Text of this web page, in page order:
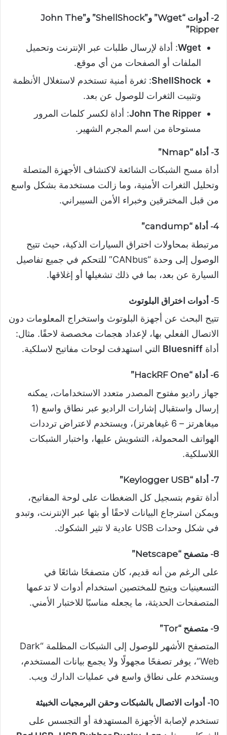
2- أدوات “Wget” و”ShellShock” و”John The
Ripper”
Wget: أداة لإرسال طلبات عبر الإنترنت وتحميل
الملفات أو الصفحات من أي موقع.
ShellShock: ثغرة أمنية تستخدم لاستغلال الأنظمة
وتثبيت الثغرات للوصول عن بعد.
John The Ripper: أداة لكسر كلمات المرور
مستوحاة من اسم المجرم الشهير.
3- أداة “Nmap”
أداة مسح الشبكات الشائعة لاكتشاف الأجهزة المتصلة
وتحليل الثغرات الأمنية، وما زالت مستخدمة بشكل واسع
من قبل المخترقين وخبراء الأمن السيبراني.
4- أداة “candump”
مرتبطة بمحاولات اختراق السيارات الذكية، حيث تتيح
الوصول إلى وحدة “CANbus” للتحكم في جميع تفاصيل
السيارة عن بعد، بما في ذلك تشغيلها أو إغلاقها.
5- أدوات اختراق البلوتوث
تتيح البحث عن أجهزة البلوتوث واستخراج المعلومات دون
الاتصال الفعلي بها، لإعداد هجمات مخصصة لاحقًا. مثال:
أداة Bluesniff التي استهدفت لوحات مفاتيح لاسلكية.
6- أداة “HackRF One”
جهاز راديو مفتوح المصدر متعدد الاستخدامات، يمكنه
إرسال واستقبال إشارات الراديو عبر نطاق واسع (1
ميغاهرتز – 6 غيغاهرتز)، ويستخدم لاعتراض ترددات
الهواتف المحمولة، التشويش عليها، واختبار الشبكات
اللاسلكية.
7- أداة “Keylogger USB”
أداة تقوم بتسجيل كل الضغطات على لوحة المفاتيح،
ويمكن استرجاع البيانات لاحقًا أو بثها عبر الإنترنت، وتبدو
في شكل وحدات USB عادية لا تثير الشكوك.
8- متصفح “Netscape”
على الرغم من أنه قديم، كان متصفحًا شائعًا في
التسعينيات ويتيح للمختصين استخدام أدوات لا تدعمها
المتصفحات الحديثة، ما يجعله مناسبًا للاختبار الأمني.
9- متصفح “Tor”
المتصفح الأشهر للوصول إلى الشبكات المظلمة “Dark
Web”، يوفر تصفحًا مجهولًا ولا يجمع بيانات المستخدم،
ويستخدم على نطاق واسع في عمليات الدارك ويب.
10- أدوات الاتصال بالشبكات وحقن البرمجيات الخبيثة
تستخدم لإصابة الأجهزة المستهدفة أو التجسس على